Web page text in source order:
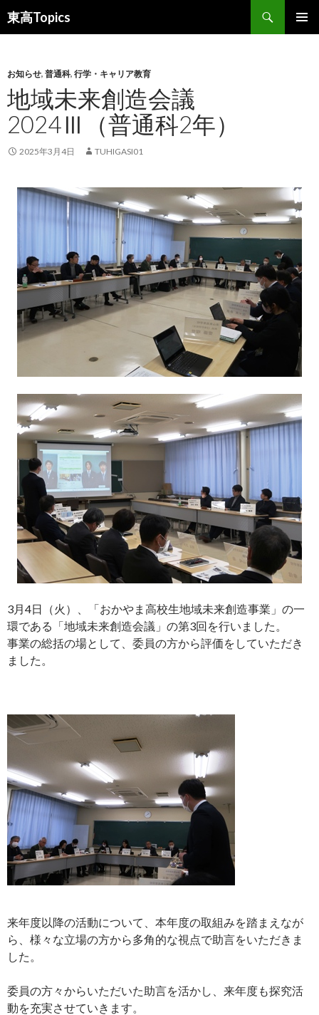
東高Topics
検
索
ン
ツ
へ
ス
キ
ッ
お知らせ, 普通科, 行学・キャリア教育
地域未来創造会議
2024Ⅲ（普通科2年）
2025年3月4日 TUHIGASI01
3月4日（火）、「おかやま高校生地域未来創造事業」の一
環である「地域未来創造会議」の第3回を行いました。
事業の総括の場として、委員の方から評価をしていただき
ました。
来年度以降の活動について、本年度の取組みを踏まえなが
ら、様々な立場の方から多角的な視点で助言をいただきま
した。
委員の方々からいただいた助言を活かし、来年度も探究活
動を充実させていきます。